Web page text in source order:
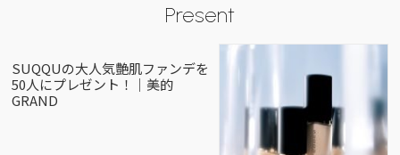
Present
SUQQUの大人気艶肌ファンデを
50人にプレゼント！｜美的
GRAND